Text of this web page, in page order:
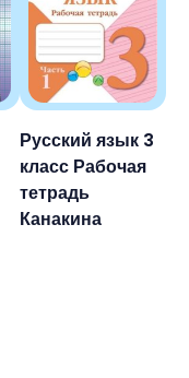
Русский язык 3
класс Рабочая
тетрадь
Канакина